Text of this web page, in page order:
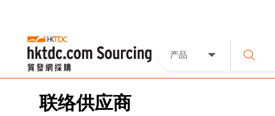
产品
联络供应商